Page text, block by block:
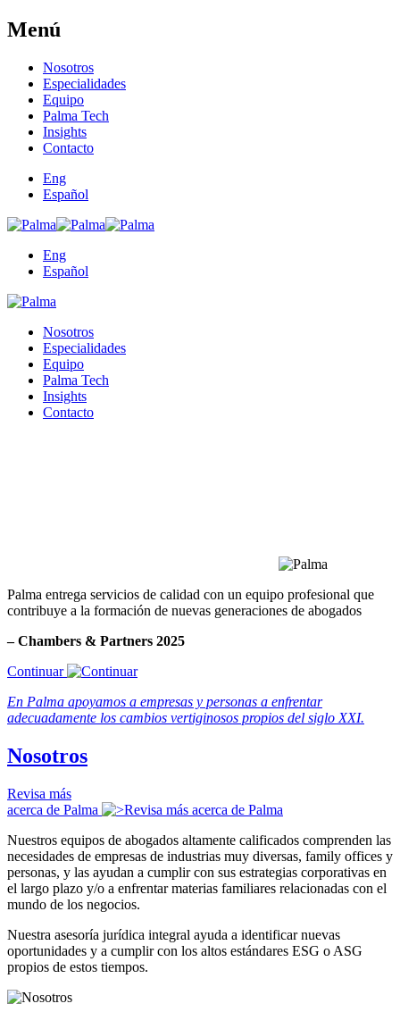
Menú
Nosotros
Especialidades
Equipo
Palma Tech
Insights
Contacto
Eng
Español
Eng
Español
Nosotros
Especialidades
Equipo
Palma Tech
Insights
Contacto
Palma entrega servicios de calidad con un equipo profesional que
contribuye a la formación de nuevas generaciones de abogados
– Chambers & Partners 2025
Continuar
En Palma apoyamos a empresas y personas a enfrentar
adecuadamente los cambios vertiginosos propios del siglo XXI.
Nosotros
Revisa más
acerca de Palma
Nuestros equipos de abogados altamente calificados comprenden las
necesidades de empresas de industrias muy diversas, family offices y
personas, y las ayudan a cumplir con sus estrategias corporativas en
el largo plazo y/o a enfrentar materias familiares relacionadas con el
mundo de los negocios.
Nuestra asesoría jurídica integral ayuda a identificar nuevas
oportunidades y a cumplir con los altos estándares ESG o ASG
propios de estos tiempos.